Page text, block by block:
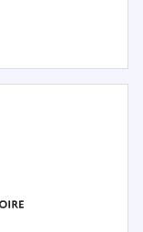
TRICE CIGT